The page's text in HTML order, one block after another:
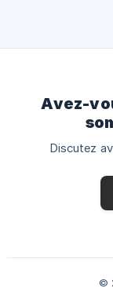
Avez-
Discutez
©